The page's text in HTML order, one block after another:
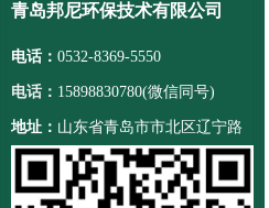
青岛邦尼环保技术有限公司
电话： 0532-8369-5550
电话： 15898830780(微信同号)
地址： 山东省青岛市市北区辽宁路
228号